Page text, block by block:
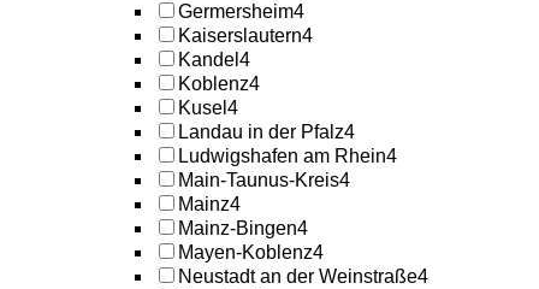
Germersheim4
Kaiserslautern4
Kandel 4
Koblenz4
Kusel 4
Landau in der Pfalz4
Ludwigshafen am Rhein4
Main-Taunus-Kreis4
Mainz4
Mainz-Bingen4
Mayen-Koblenz4
Neustadt an der Weinstraße4